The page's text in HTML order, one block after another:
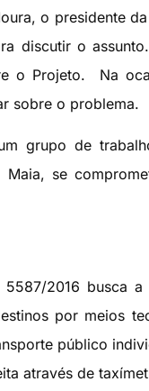
o presidente
discutir o
o Projeto. Na
sobre o problema.
grupo de
Maia, se
2016 busca
por meios
público
através de